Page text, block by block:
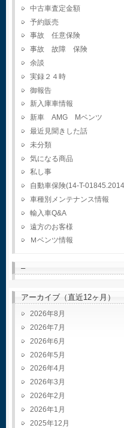
中古車査定金額
予約販売
事故 任意保険
事故 故障 保険
余談
実録２４時
御報告
新入庫車情報
新車 AMG Mベンツ
最近見聞きした話
未分類
気になる商品
私し事
自動車保険(14-T-
車種別メンテナンス情報
輸入車Q&A
遠方のお客様
Ｍベンツ情報
–
アーカイブ（直近12ヶ月）
2026年8月
2026年7月
2026年6月
2026年5月
2026年4月
2026年3月
2026年2月
2026年1月
2025年12月